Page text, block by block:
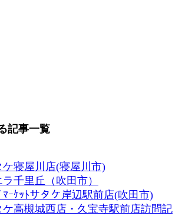
記事一覧
ケ寝屋川店(寝屋川市)
千里丘（吹田市）
ﾏｰｹｯﾄサタケ岸辺駅前店(吹田市)
ケ高槻城西店・久宝寺駅前店訪問記